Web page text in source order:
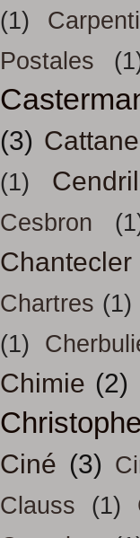
(1)
Postales
(3)
(1)
Cesbron
Chantecler
Chartres (1)
(1)
Chimie (2)
Ciné (3)
Clauss
(1)